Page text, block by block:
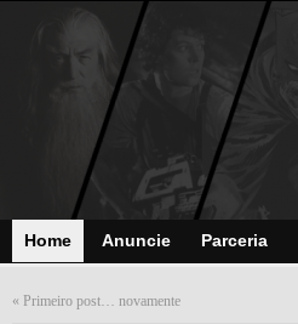
Home Anuncie Parceria
« Primeiro post… novamente